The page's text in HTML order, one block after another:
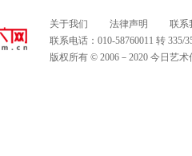
关于我们 法律声明
联系
联系电话：010-58760011 转
版权所有 © 2006－2020 今日艺